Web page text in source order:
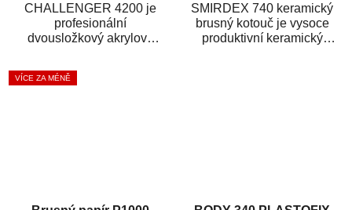
CHALLENGER 4200 je
profesionální
dvousložkový akrylový
Snadno se nanáší,
dobře...
SMIRDEX 740 keramický
brusný kotouč je vysoce
produktivní keramický
VÍCE ZA MÉNĚ